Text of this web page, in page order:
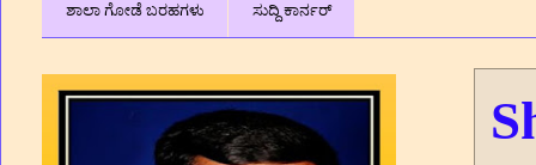
ಶಾಲಾ ಗೋಡೆ ಬರಹಗಳು ಸುದ್ದಿ ಕಾರ್ನರ್